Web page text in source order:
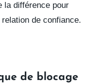
la différence pour
de confiance.
de blocage